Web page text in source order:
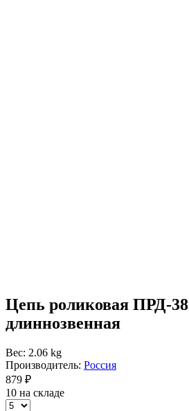
Цепь роликовая ПРД-38
длиннозвенная
Вес: 2.06 kg
Производитель: Россия
879 ₽
10 на складе